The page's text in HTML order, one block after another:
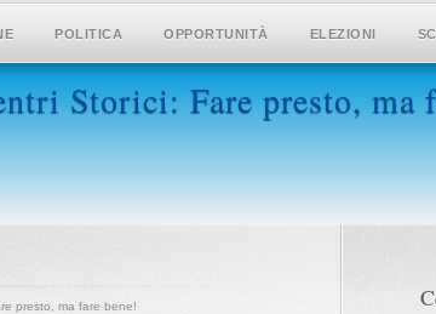
POLITICA OPPORTUNITÀ ELEZIONI
Storici: Fare presto, ma
presto, ma fare bene!